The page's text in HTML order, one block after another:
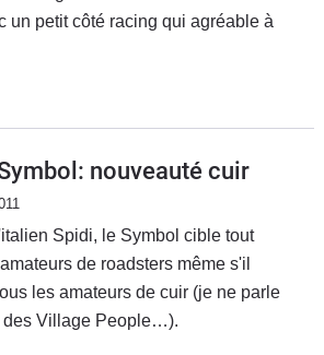
un petit côté racing qui agréable à
nouveauté cuir
Spidi, le Symbol cible tout
de roadsters même s'il
les amateurs de cuir (je ne parle
des Village People…).